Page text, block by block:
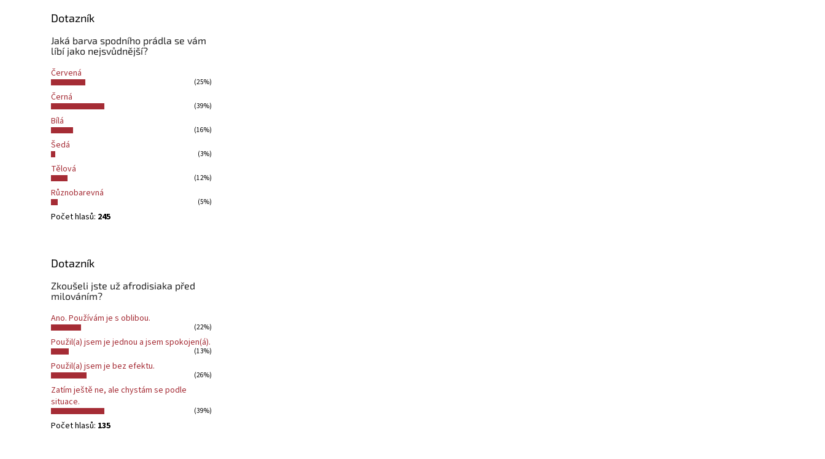
Dotazník
Jaká barva spodního prádla se vám
líbí jako nejsvůdnější?
Červená
(25%)
Černá
(39%)
Bílá
(16%)
Šedá
(3%)
Tělová
(12%)
Různobarevná
(5%)
Počet hlasů: 245
Dotazník
Zkoušeli jste už afrodisiaka před
milováním?
Ano. Používám je s oblibou.
(22%)
Použil(a) jsem je jednou a jsem spokojen(á).
(13%)
Použil(a) jsem je bez efektu.
(26%)
Zatím ještě ne, ale chystám se podle
situace.
(39%)
Počet hlasů: 135